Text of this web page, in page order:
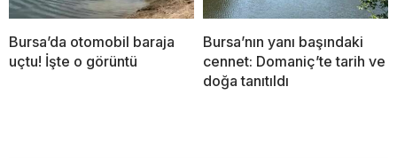
Bursa’da otomobil baraja
uçtu! İşte o görüntü
Bursa’nın yanı başındaki
cennet: Domaniç’te tarih ve
doğa tanıtıldı